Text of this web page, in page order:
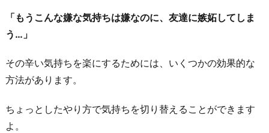
「もうこんな嫌な気持ちは嫌なのに、友達に嫉妬してしま
う…」
その辛い気持ちを楽にするためには、いくつかの効果的な
方法があります。
ちょっとしたやり方で気持ちを切り替えることができます
よ。